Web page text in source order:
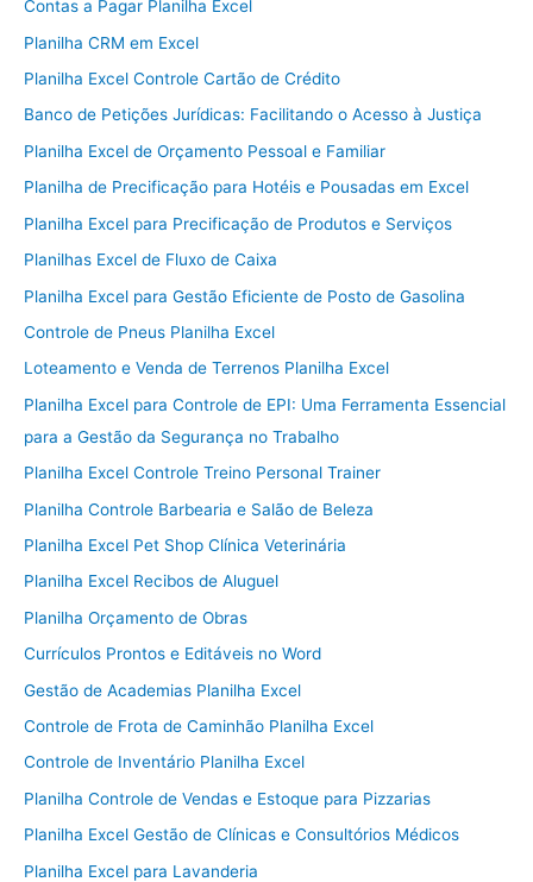
Contas a Pagar Planilha Excel
Planilha CRM em Excel
Planilha Excel Controle Cartão de Crédito
Banco de Petições Jurídicas: Facilitando o Acesso à Justiça
Planilha Excel de Orçamento Pessoal e Familiar
Planilha de Precificação para Hotéis e Pousadas em Excel
Planilha Excel para Precificação de Produtos e Serviços
Planilhas Excel de Fluxo de Caixa
Planilha Excel para Gestão Eficiente de Posto de Gasolina
Controle de Pneus Planilha Excel
Loteamento e Venda de Terrenos Planilha Excel
Planilha Excel para Controle de EPI: Uma Ferramenta Essencial
para a Gestão da Segurança no Trabalho
Planilha Excel Controle Treino Personal Trainer
Planilha Controle Barbearia e Salão de Beleza
Planilha Excel Pet Shop Clínica Veterinária
Planilha Excel Recibos de Aluguel
Planilha Orçamento de Obras
Currículos Prontos e Editáveis no Word
Gestão de Academias Planilha Excel
Controle de Frota de Caminhão Planilha Excel
Controle de Inventário Planilha Excel
Planilha Controle de Vendas e Estoque para Pizzarias
Planilha Excel Gestão de Clínicas e Consultórios Médicos
Planilha Excel para Lavanderia